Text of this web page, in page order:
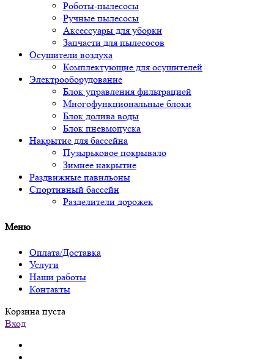
Роботы-пылесосы
Ручные пылесосы
Аксессуары для уборки
Запчасти для пылесосов
Осушители воздуха
Комплектующие для осушителей
Электрооборудование
Блок управления фильтрацией
Многофункциональные блоки
Блок долива воды
Блок пневмопуска
Накрытие для бассейна
Пузырьковое покрывало
Зимнее накрытие
Раздвижные павильоны
Спортивный бассейн
Разделители дорожек
Меню
Оплата/Доставка
Услуги
Наши работы
Контакты
Корзина пуста
Вход